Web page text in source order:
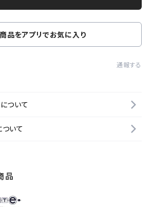
商品をアプリでお気に入り
通報する
ついて
いて
品